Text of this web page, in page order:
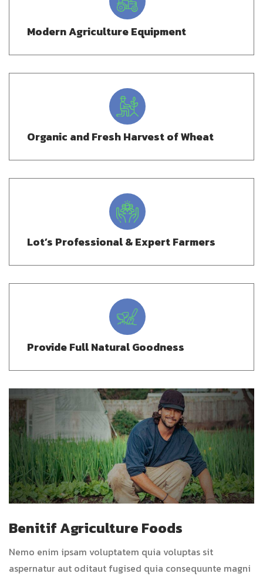
Modern Agriculture Equipment
Organic and Fresh Harvest of Wheat
Lot’s Professional & Expert Farmers
Provide Full Natural Goodness
Benitif Agriculture Foods
Nemo enim ipsam voluptatem quia voluptas sit
aspernatur aut oditaut fugised quia consequunte magni